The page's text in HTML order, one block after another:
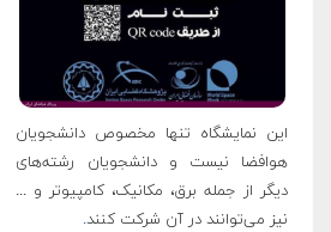
این نمایشگاه تنها مخصوص دانشجویان
هوافضا نیست و دانشجویان رشته‌های
دیگر از جمله برق، مکانیک، کامپیوتر و ...
نیز می‌توانند در آن شرکت کنند.